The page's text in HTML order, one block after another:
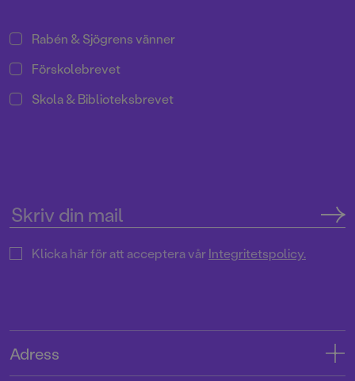
Rabén & Sjögrens vänner
Förskolebrevet
Skola & Biblioteksbrevet
Klicka här för att acceptera vårIntegritetspolicy.
Adress